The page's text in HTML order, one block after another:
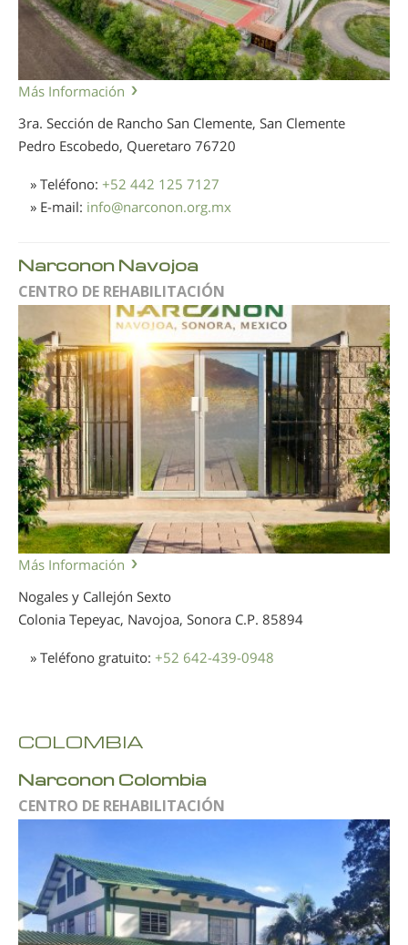
Más Información
3ra. Sección de Rancho San Clemente, San Clemente
Pedro Escobedo, Queretaro 76720
» Teléfono: +52 442 125 7127
» E-mail: info@narconon.org.mx
Narconon Navojoa
CENTRO DE REHABILITACIÓN
Más Información
Nogales y Callejón Sexto
Colonia Tepeyac, Navojoa, Sonora C.P. 85894
» Teléfono gratuito: +52 642-439-0948
COLOMBIA
Narconon Colombia
CENTRO DE REHABILITACIÓN